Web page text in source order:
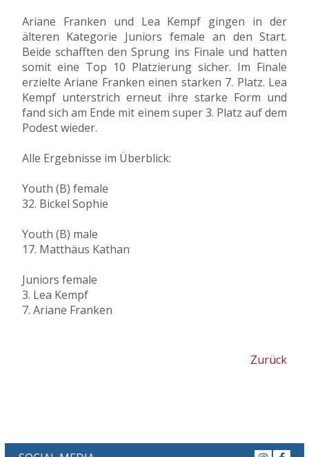
Ariane Franken und Lea Kempf gingen in der
älteren Kategorie Juniors female an den Start.
Beide schafften den Sprung ins Finale und hatten
somit eine Top 10 Platzierung sicher. Im Finale
erzielte Ariane Franken einen starken 7. Platz. Lea
Kempf unterstrich erneut ihre starke Form und
fand sich am Ende mit einem super 3. Platz auf dem
Podest wieder.
Alle Ergebnisse im Überblick:
Youth (B) female
32. Bickel Sophie
Youth (B) male
17. Matthäus Kathan
Juniors female
3. Lea Kempf
7. Ariane Franken
Zurück